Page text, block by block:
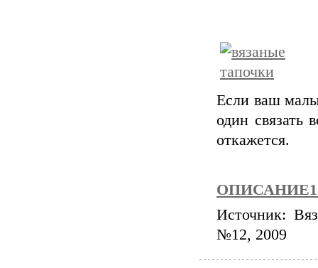
Если ваш
один связать
откажется.
Источник:
№12, 2009